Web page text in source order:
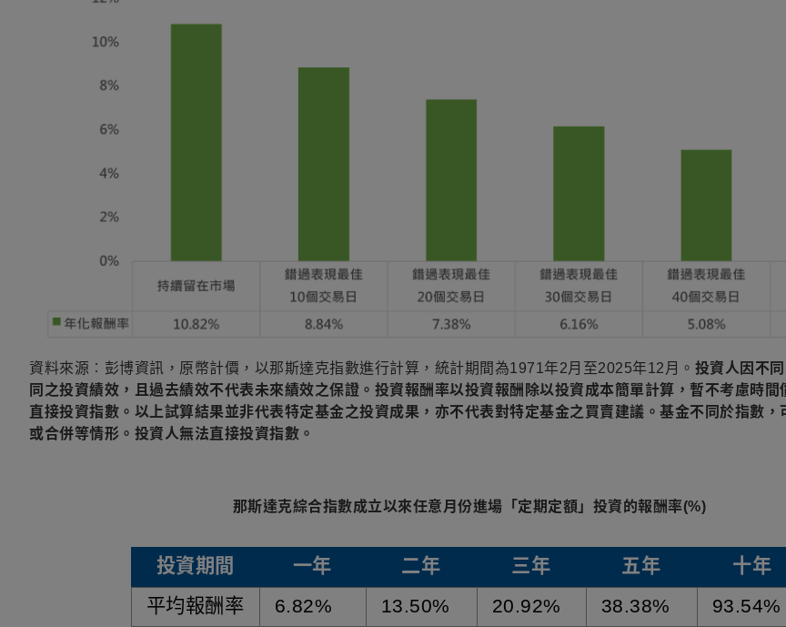
資料來源︰彭博資訊，原幣計價，以那斯達克指數進行計算，統計期間為1971年2月至2025年12月。 投資人因不
同之投資績效，且過去績效不代表未來績效之保證。投資報酬率以投資報酬除以投資成本簡單計算，暫不考慮時間
直接投資指數。以上試算結果並非代表特定基金之投資成果，亦不代表對特定基金之買賣建議。基金不同於指數，
或合併等情形。投資人無法直接投資指數。
那斯達克綜合指數成立以來任意月份進場「定期定額」投資的報酬率(%)
資料表格
投資期間 一年 二年 三年 五年
十年
平均報酬率
6.82% 13.50% 20.92% 38.38%
93.54%